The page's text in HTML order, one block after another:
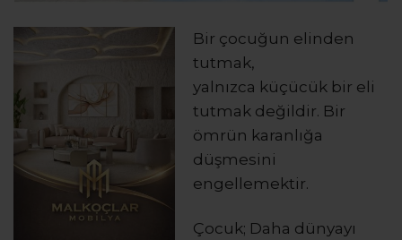
Bir çocuğun elinden
tutmak,
yalnızca küçücük bir eli
tutmak değildir. Bir
ömrün karanlığa
düşmesini
engellemektir.
Çocuk; Daha dünyayı